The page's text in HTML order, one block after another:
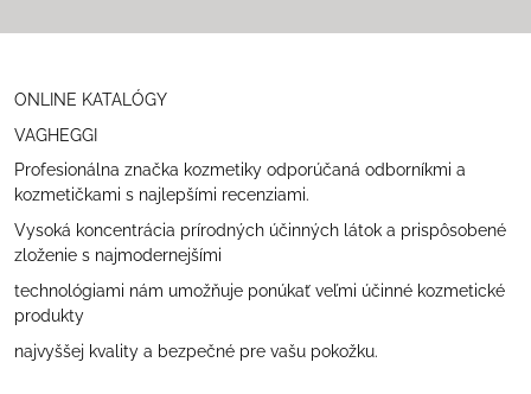
ONLINE KATALÓGY
VAGHEGGI
Profesionálna značka kozmetiky odporúčaná odborníkmi a
kozmetičkami s najlepšími recenziami.
Vysoká koncentrácia prírodných účinných látok a prispôsobené
zloženie s najmodernejšími
technológiami nám umožňuje ponúkať veľmi účinné kozmetické
produkty
najvyššej kvality a bezpečné pre vašu pokožku.